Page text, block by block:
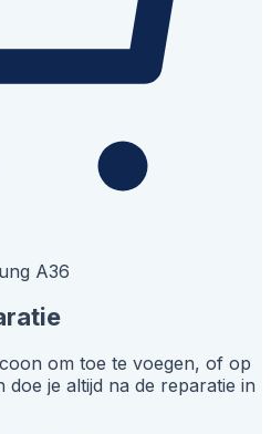
A36
om toe te voegen, of op
je altijd na de reparatie in